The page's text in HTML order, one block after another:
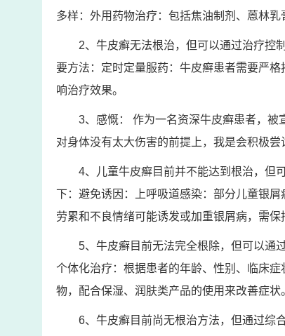
多样：外用药物治疗：包括焦油制剂、蒽林
2、牛皮癣无法根治，但可以通过治疗控
要方法：定时定量服药：牛皮癣患者需要严
响治疗效果。
3、感慨： 作为一名资深牛皮癣患者，
对身体没有太大伤害的前提上，我是会积极
4、儿童牛皮癣目前并不能达到根治，但
下：避免诱因：上呼吸道感染：部分儿童银
劳累和不良情绪可能诱发或加重银屑病，需保
5、牛皮癣目前无法完全根除，但可以通
个体化治疗：根据患者的年龄、性别、临床
物，配合保湿、润肤类产品的使用来改善症
6、牛皮癣目前尚无根治方法，但通过综